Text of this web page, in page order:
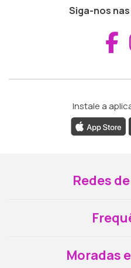
Siga-nos
Instale a
Redes
Moradas